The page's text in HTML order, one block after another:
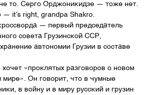
то. Серго Орджоникидзе — тоже нет.
it’s right, grandpa Shakro.
— первый председатель
совета Грузинской ССР,
автономии Грузии в составе
«проклятых разговоров о новом
Он говорит, что в чумные
в войну и в миру русский и грузин